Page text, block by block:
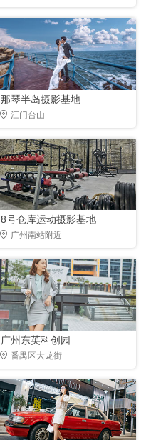
那琴半岛摄影基地
江门台山
8号仓库运动摄影基地
广州南站附近
广州东英科创园
番禺区大龙街